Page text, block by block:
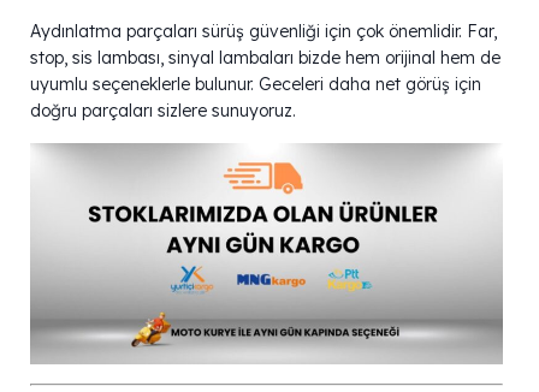
Aydınlatma parçaları sürüş güvenliği için çok önemlidir. Far,
stop, sis lambası, sinyal lambaları bizde hem orijinal hem de
uyumlu seçeneklerle bulunur. Geceleri daha net görüş için
doğru parçaları sizlere sunuyoruz.